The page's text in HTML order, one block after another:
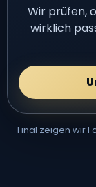
Wir prüfen,
wirklich
Final zeigen wir